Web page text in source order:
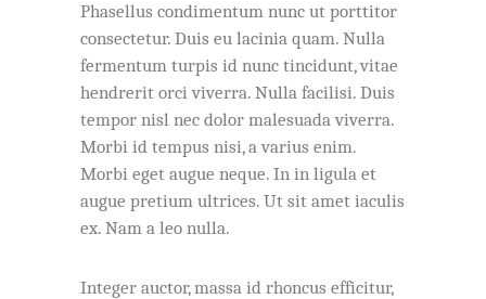
Phasellus condimentum nunc ut porttitor
consectetur. Duis eu lacinia quam. Nulla
fermentum turpis id nunc tincidunt, vitae
hendrerit orci viverra. Nulla facilisi. Duis
tempor nisl nec dolor malesuada viverra.
Morbi id tempus nisi, a varius enim.
Morbi eget augue neque. In in ligula et
augue pretium ultrices. Ut sit amet iaculis
ex. Nam a leo nulla.
Integer auctor, massa id rhoncus efficitur,